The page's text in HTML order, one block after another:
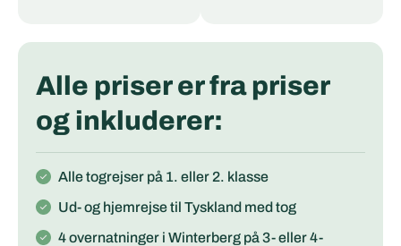
Alle priser er fra priser
og inkluderer:
Alle togrejser på 1. eller 2. klasse
Ud- og hjemrejse til Tyskland med tog
4 overnatninger i Winterberg på 3- eller 4-